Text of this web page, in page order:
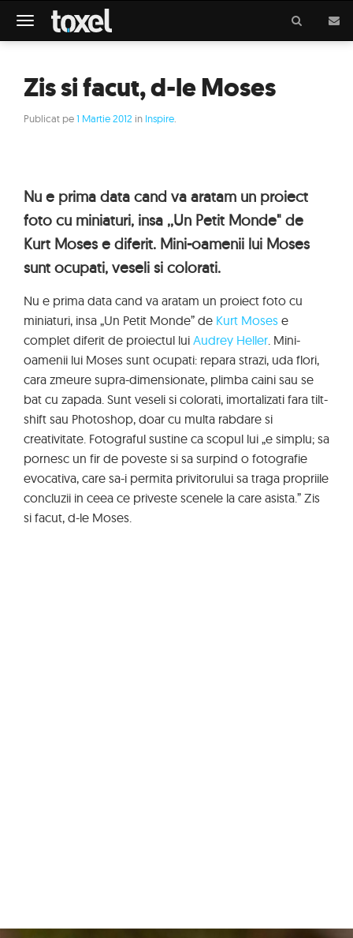
Meniu
Zis si facut, d-le Moses
Publicat pe1 Martie 2012 in Inspire
Nu e prima data cand va aratam un proiect
foto cu miniaturi, insa ,,Un Petit Monde" de
Kurt Moses e diferit. Mini-oamenii lui Moses
sunt ocupati, veseli si colorati.
Nu e prima data cand va aratam un proiect foto cu
miniaturi, insa „Un Petit Monde” de Kurt Moses e
complet diferit de proiectul lui Audrey Heller. Mini-
oamenii lui Moses sunt ocupati: repara strazi, uda flori,
cara zmeure supra-dimensionate, plimba caini sau se
bat cu zapada. Sunt veseli si colorati, imortalizati fara tilt-
shift sau Photoshop, doar cu multa rabdare si
creativitate. Fotograful sustine ca scopul lui „e simplu; sa
pornesc un fir de poveste si sa surpind o fotografie
evocativa, care sa-i permita privitorului sa traga propriile
concluzii in ceea ce priveste scenele la care asista.” Zis
si facut, d-le Moses.